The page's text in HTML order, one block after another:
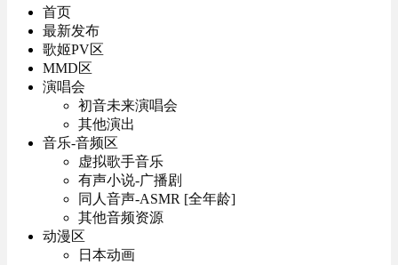
首页
最新发布
歌姬PV区
MMD区
演唱会
初音未来演唱会
其他演出
音乐-音频区
虚拟歌手音乐
有声小说-广播剧
同人音声-ASMR [全年龄]
其他音频资源
动漫区
日本动画